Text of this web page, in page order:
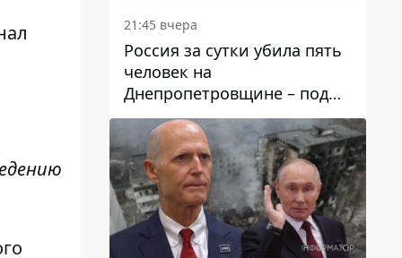
голосование
21:45 вчера
Россия за сутки убила пять
человек на
Днепропетровщине – под
ударами оказались пять
районов области